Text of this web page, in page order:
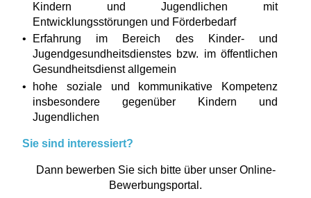
Kindern und Jugendlichen mit
Entwicklungsstörungen und Förderbedarf
Erfahrung im Bereich des Kinder- und
Jugendgesundheitsdienstes bzw. im öffentlichen
Gesundheitsdienst allgemein
hohe soziale und kommunikative Kompetenz
insbesondere gegenüber Kindern und
Jugendlichen
Sie sind interessiert?
Dann bewerben Sie sich bitte über unser Online-
Bewerbungsportal.